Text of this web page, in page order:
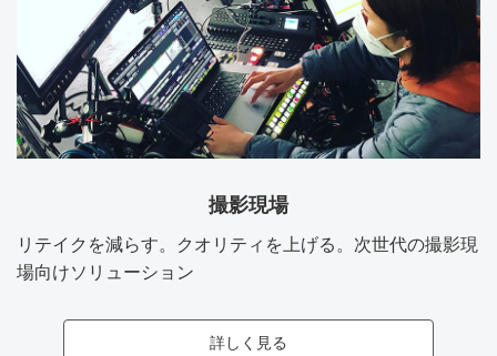
撮影現場
リテイクを減らす。クオリティを上げる。次世代の撮影現
場向けソリューション
詳しく見る